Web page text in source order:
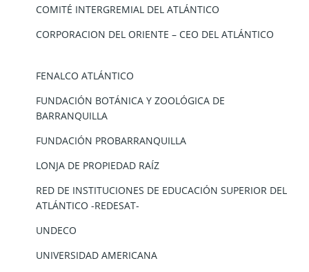
COMITÉ INTERGREMIAL DEL ATLÁNTICO
CORPORACION DEL ORIENTE – CEO DEL ATLÁNTICO
FENALCO ATL ÁNTICO
FUNDACIÓN BOTÁNICA Y ZOOLÓGICA DE
BARRANQUILLA
FUNDACIÓN PROBARRANQUILLA
LONJA DE PROPIEDAD RAÍZ
RED DE INSTITUCIONES DE EDUCACIÓN SUPERIOR DEL
ATLÁNTICO -REDESAT-
UNDECO
UNIVERSIDAD AMERICANA